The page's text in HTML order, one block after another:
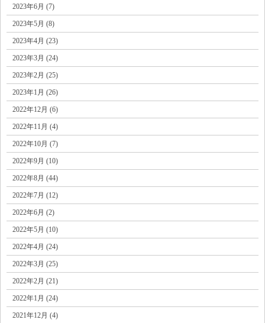
2023年6月 (7)
2023年5月 (8)
2023年4月 (23)
2023年3月 (24)
2023年2月 (25)
2023年1月 (26)
2022年12月 (6)
2022年11月 (4)
2022年10月 (7)
2022年9月 (10)
2022年8月 (44)
2022年7月 (12)
2022年6月 (2)
2022年5月 (10)
2022年4月 (24)
2022年3月 (25)
2022年2月 (21)
2022年1月 (24)
2021年12月 (4)